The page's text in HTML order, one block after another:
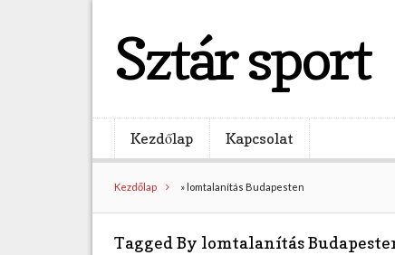
Sztár sport
Kezdőlap Kapcsolat
Kezdőlap » lomtalanítás Budapesten
Tagged By lomtalanítás